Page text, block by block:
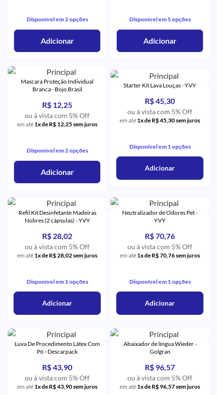
Disponível em 2 opções
Adicionar
Disponível em 5 opções
Adicionar
Mascara Proteção Individual
Branca - Bojo Brasil
R$ 12,25
ou à vista com 5% Off
em até 1x de R$ 12,25 sem juros
Disponível em 2 opções
Adicionar
Starter Kit Lava Louças - YVY
R$ 45,30
ou à vista com 5% Off
em até 1x de R$ 45,30 sem juros
Disponível em 1 opções
Adicionar
Refil Kit Desinfetante Madeiras
Nobres (2 cápsulas) - YVY
R$ 28,02
ou à vista com 5% Off
em até 1x de R$ 28,02 sem juros
Disponível em 1 opções
Adicionar
Neutralizador de Odores Pet -
YVY
R$ 70,76
ou à vista com 5% Off
em até 1x de R$ 70,76 sem juros
Disponível em 1 opções
Adicionar
Luva De Procedimento Látex Com
Pó - Descarpack
R$ 43,90
ou à vista com 5% Off
em até 1x de R$ 43,90 sem juros
Abaixador de língua Wieder -
Golgran
R$ 96,57
ou à vista com 5% Off
em até 1x de R$ 96,57 sem juros